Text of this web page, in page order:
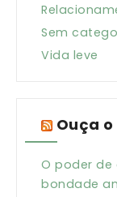
Sem
Vida leve
Ouça
O poder de
bondade